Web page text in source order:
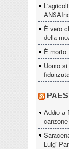
È vero
della
È morto
Uomo
Addio a
Luigi